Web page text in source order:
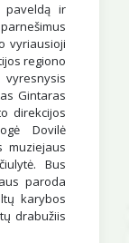
paveldą ir
vyriausioji
regiono
Gintaras
direkcijos
Dovilė
muziejaus
Bus
paroda
karybos
drabužiis